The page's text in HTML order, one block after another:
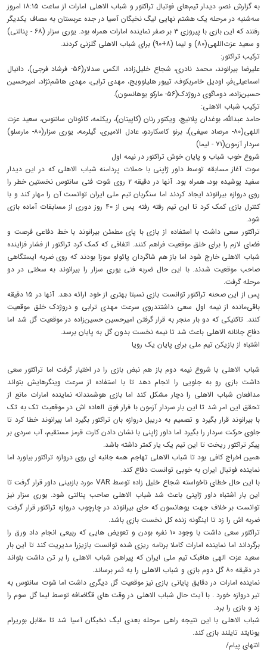
به گزارش نصر، دیدار تیم‌های فوتبال تراکتور و شباب الاهلی امارات از ساعت ۱۸:۱۵ امروز
سه‌شنبه در مرحله یک هشتم نهایی لیگ نخبگان آسیا در جده عربستان به مصاف یکدیگر
رفتند که این بازی با پیروزی ۳ بر صفر نماینده امارات همراه بود. یوری سزار (۶۸ - پنالتی)
و سعید عزت‌اللهی(۸۰) و لیما (۸+۹۰) برای شباب الاهلی گلزنی کردند.
ترکیب تراکتور:
علیرضا بیرانوند، محمد نادری، شجاع خلیل‌زاده، الکس سدلار(۵۶- فرشاد فرجی)، دانیال
اسماعیلی‌فر، اودیل خامربکوف، تیبور هلیلوویج، مهدی ترابی، مهدی هاشم‌نژاد، امیرحسین
حسین‌زاده، دوماگوی دروژدک(۵۶- مارکو یوهانسون).
ترکیب شباب الاهلی:
حامد عبدالله، بوغدان پلانیچ، ویکتور رنان (کاپیتان)، ریکلمه، کائونان سانتوس، سعید عزت
اللهی(۸۰- مرصاد سیفی)، برنو کاسکاردو، عادل الامیری، گیلرمه، یوری سزار(۸۰- مارسلو)
سردار آزمون(۷۱ - لیما)
شروع خوب شباب و پایان خوش تراکتور در نیمه اول
سوت آغاز مسابقه توسط داور ژاپنی با حملات پردامنه شباب الاهلی که در این دیدار
سفید پوشیده بود، همراه بود. آنها در دقیقه ۲ روی شوت فنی سانتوس نخستین خطر را
روی دروازه بیرانوند ایجاد کردند اما سنگربان تیم ملی ایران توانست آن را مهار کند و با
کنترل بازی کمک کرد تا این تیم رفته رفته پس از ۴۰ روز دوری از مسابقات آماده بازی
شود.
تراکتور سعی داشت با استفاده از بازی با پای مطمئن بیرانوند با خط دفاعی فرصت و
فضای لازم را برای خلق موقعیت فراهم کنند. اتفاقی که کمک کرد تراکتور از فشار فزاینده
شباب الاهلی خارج شود اما باز هم شاگردان پائولو سوزا بودند که روی ضربه ایستگاهی
صاحب موقعیت شدند. با این حال ضربه فتی یوری سزار را بیرانوند به سختی در دو
مرحله گرفت.
پس از این صحنه تراکتور توانست بازی نسبتا بهتری از خود ارائه دهد. آنها در ۱۵ دقیقه
باقی‌مانده از نیمه اول سعی داشتندروی سرعت مهدی ترابی و دروژدک خلق موقعیت
کنند. تاکتیکی که دو بار منجر به قرار گرفتن امیرحسین حسین‌زاده در موقعیت گل شد اما
دفاع جانانه الاهلی باعث شد تا نیمه نخست بدون گل به پایان برسد.
اشتباه از بازیکن تیم ملی برای پایان یک رویا
شباب الاهلی با شروع نیمه دوم باز هم نبض بازی را در اختیار گرفت اما تراکتور سعی
داشت بازی رو به جلویی را انجام دهد تا با استفاده از سرعت وینگرهایش بتواند
مدافعان شباب الاهلی را دچار مشکل کند اما بازی هوشمندانه نماینده امارات مانع از
تحقق این امر شد تا این بار سردار آزمون با فرار فوق العاده اش در موقعیت تک به تک
با بیرانوند قرار بگیرد و تصمیم به دریبل دروازه بان تراکتور بگیرد اما بیرانوند خطا کرد تا
جلوی حرکت سردار را بگیرد اما داور ژاپنی با نشان دادن کارت قرمز مستقیم، آب سردی بر
پیکر تراکتور ریخت تا این تیم یک یار کمتر داشته باشد.
همین اخراج کافی بود تا شباب الاهلی تهاجم همه جانبه ای روی دروازه تراکتور بیاورد اما
نماینده فوتبال ایران به خوبی توانست دفاع کند.
با این حال خطای ناخواسته شجاع خلیل زاده توسط VAR مورد بازبینی داور قرار گرفت تا
این بار اشتباه داور ژاپنی باعث شد شباب الاهلی صاحب پنالتی شود. یوری سزار نیز
توانست بر خلاف جهت یوهانسون که حای بیرانوند در چارچوب دروازه تراکتور قرار گرفت
ضربه اش را زد تا اینگونه زنده کل نخست بازی باشد.
تراکتور سعی داشت با وجود ۱۰ نفره بودن و تعویض هایی که ربیعی انجام داد ورق را
برگرداند اما نماینده امارات کاملا برنامه ریزی شده توانست بازیزرا مدیریت کند تا این بار
سعید عزت الهی هافبک تیم ملی ایران که پیراهن شباب الاهلی را بر تن داشت بتواند
در دقیقه ۸۰ گل دوم بازی و شباب الاهلی را به ثمر برساند.
نماینده امارات در دقایق پایانی بازی نیز موقعیت گل دیگری داشت اما شوت سانتوس به
تیر دروازه خورد . با آیت حال شباب الاهلی در وقت های قگاضافه توسط لیما گل سوم را
زد و بازی را برد.
شباب الاهلی با این نتیجه راهی مرحله بعدی لیگ نخبگان آسیا شد تا مقابل بوریرام
یونایتد تایلند بازی کند.
انتهای پیام/